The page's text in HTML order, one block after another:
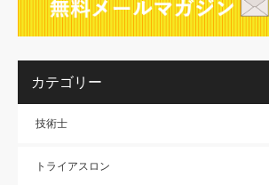
カテゴリー
技術士
トライアスロン